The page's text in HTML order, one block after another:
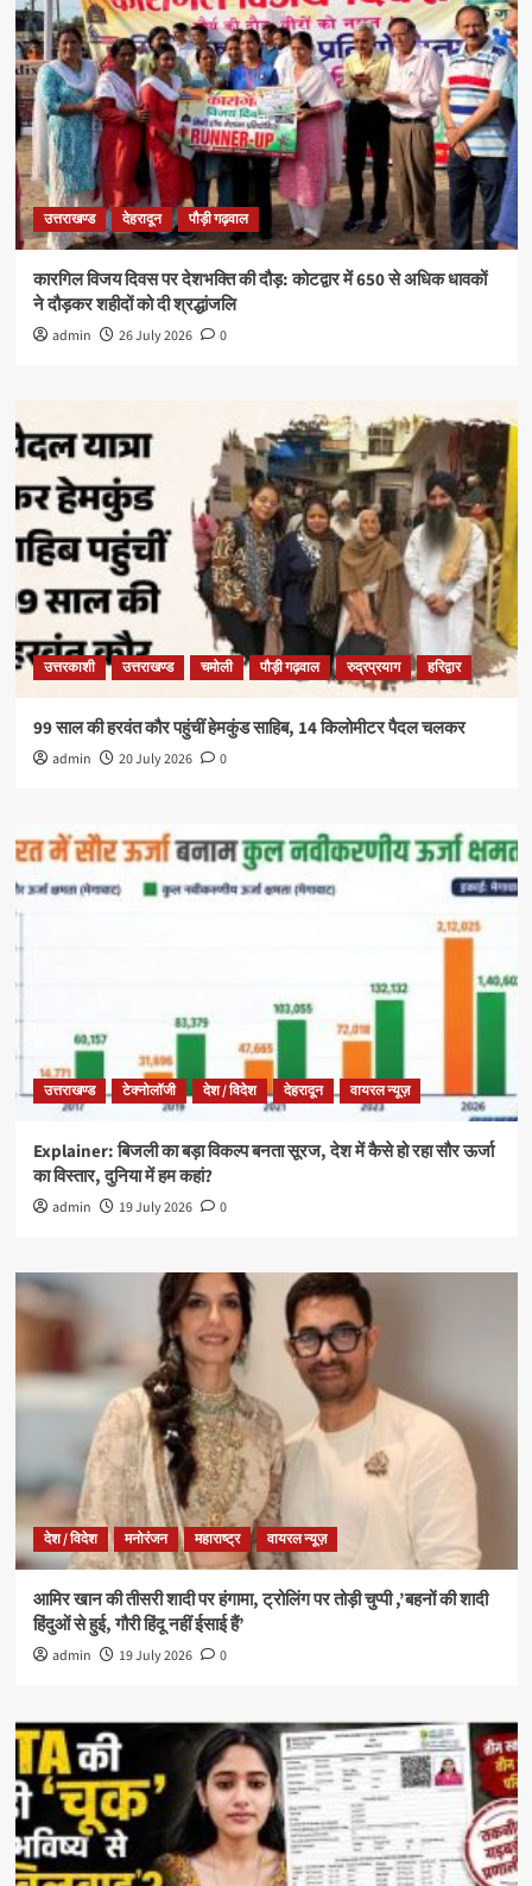
उत्तराखण्ड देहरादून पौड़ी गढ़वाल
कारगिल विजय दिवस पर देशभक्ति की दौड़: कोटद्वार में 650 से अधिक धावकों
ने दौड़कर शहीदों को दी श्रद्धांजलि
admin 26 July 2026 0
उत्तरकाशी उत्तराखण्ड चमोली पौड़ी गढ़वाल रुद्रप्रयाग हरिद्वार
99 साल की हरवंत कौर पहुंचीं हेमकुंड साहिब, 14 किलोमीटर पैदल चलकर
admin 20 July 2026 0
उत्तराखण्ड टेक्नोलॉजी देश / विदेश देहरादून वायरल न्यूज़
Explainer: बिजली का बड़ा विकल्प बनता सूरज, देश में कैसे हो रहा सौर ऊर्जा
का विस्तार, दुनिया में हम कहां?
admin 19 July 2026 0
देश / विदेश मनोरंजन महाराष्ट्र वायरल न्यूज़
आमिर खान की तीसरी शादी पर हंगामा, ट्रोलिंग पर तोड़ी चुप्पी ,’बहनों की शादी
हिंदुओं से हुई, गौरी हिंदू नहीं ईसाई हैं’
admin 19 July 2026 0